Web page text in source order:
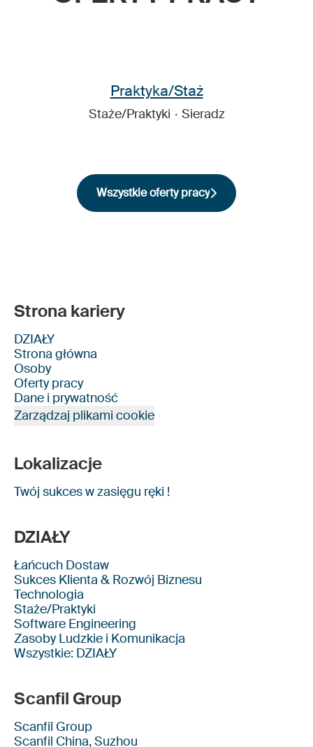
Praktyka/Staż
Staże/Praktyki · Sieradz
Wszystkie oferty pracy
Strona kariery
DZIAŁY
Strona główna
Osoby
Oferty pracy
Dane i prywatność
Zarządzaj plikami cookie
Lokalizacje
Twój sukces w zasięgu ręki !
DZIAŁY
Łańcuch Dostaw
Sukces Klienta & Rozwój Biznesu
Technologia
Staże/Praktyki
Software Engineering
Zasoby Ludzkie i Komunikacja
Wszystkie: DZIAŁY
Scanfil Group
Scanfil Group
Scanfil China, Suzhou